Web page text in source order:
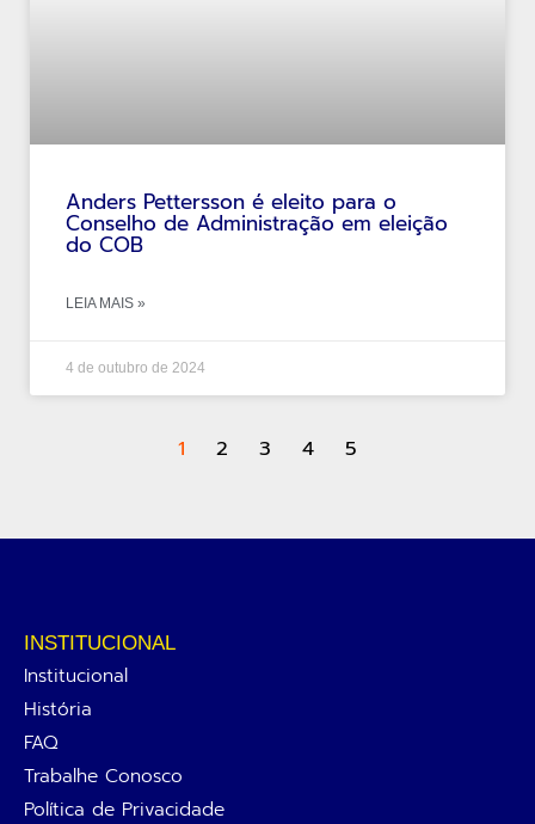
Anders Pettersson é eleito para o
Conselho de Administração em eleição
do COB
LEIA MAIS »
4 de outubro de 2024
1 2 3 4 5
INSTITUCIONAL
Institucional
História
FAQ
Trabalhe Conosco
Política de Privacidade